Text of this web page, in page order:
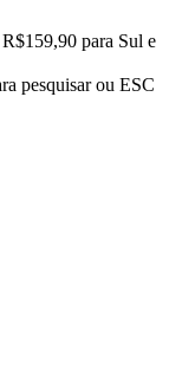
para Sul e
pesquisar ou ESC